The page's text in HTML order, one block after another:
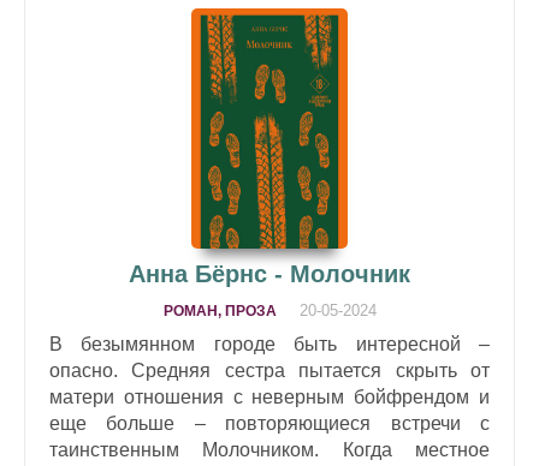
Анна Бёрнс - Молочник
РОМАН, ПРОЗА 20-05-2024
В безымянном городе быть интересной –
опасно. Средняя сестра пытается скрыть от
матери отношения с неверным бойфрендом и
еще больше – повторяющиеся встречи с
таинственным Молочником. Когда местное